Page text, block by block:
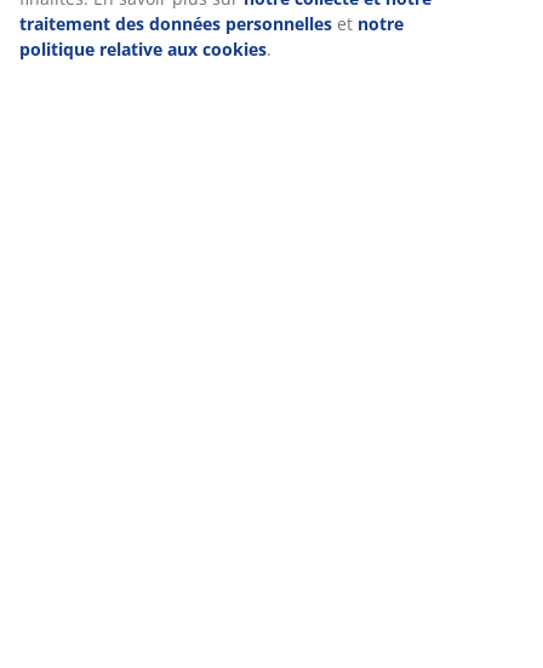
rallonges peuvent être achetées séparément. l90 x
L160 x H76 cm
traitement des données personnelles et notre
politique relative aux cookies.